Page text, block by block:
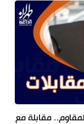
مقابلة مع